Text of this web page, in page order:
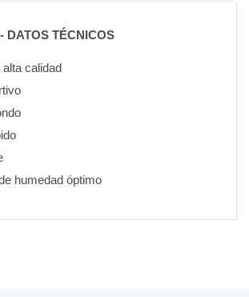
DATOS TÉCNICOS
calidad
humedad óptimo